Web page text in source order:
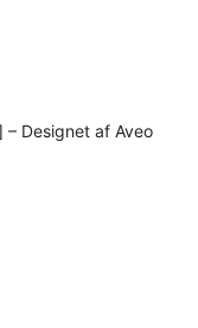
Designet af Aveo